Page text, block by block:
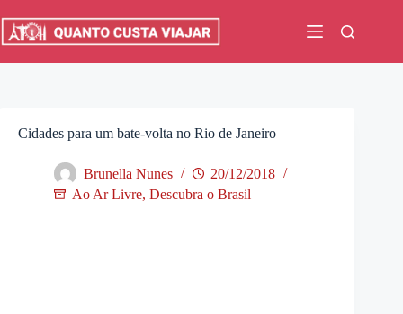
para
Cidades para um bate-volta no Rio de Janeiro
Brunella Nunes
20/12/2018
Ao Ar Livre, Descubra o Brasil